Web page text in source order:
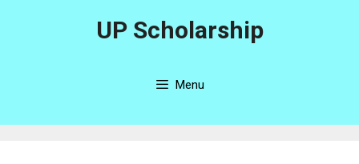
UP Scholarship
Menu